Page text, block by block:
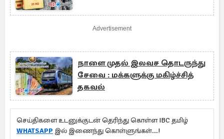
Advertisement
நாளை முதல் இலவச தொடருந்து
சேவை : மக்களுக்கு மகிழ்ச்சித்
தகவல்
செய்திகளை உடனுக்குடன் தெரிந்து கொள்ள IBC தமிழ்
WHATSAPP இல் இணைந்து கொள்ளுங்கள்...!